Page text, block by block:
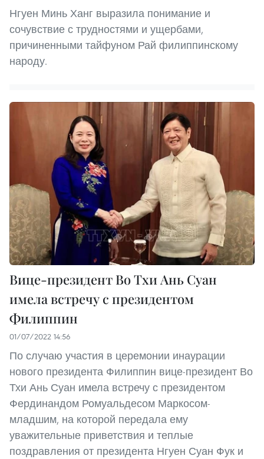
Нгуен Минь Ханг выразила понимание и
сочувствие с трудностями и ущербами,
причиненными тайфуном Рай филиппинскому
народу.
Вице-президент Во Тхи Ань Суан
имела встречу с президентом
Филиппин
01/07/2022 14:56
По случаю участия в церемонии инаурации
нового президента Филиппин вице-президент Во
Тхи Ань Суан имела встречу с президентом
Фердинандом Ромуальдесом Маркосом-
младшим, на которой передала ему
уважительные приветствия и теплые
поздравления от президента Нгуен Суан Фук и